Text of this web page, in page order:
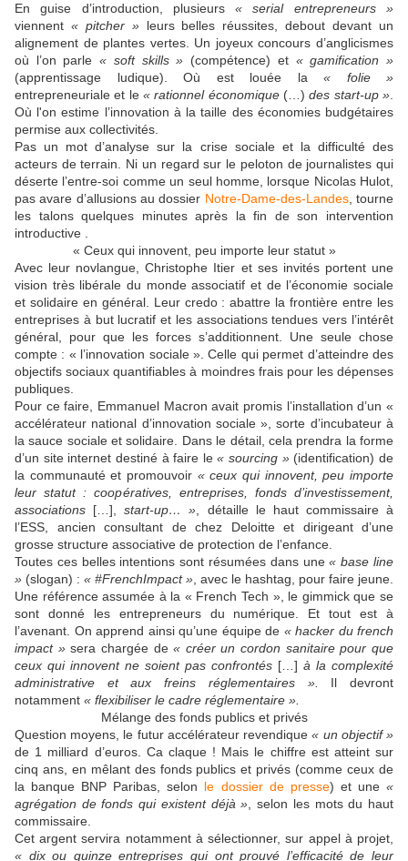
En guise d’introduction, plusieurs« serial entrepreneurs »
viennent « pitcher »leurs belles réussites, debout devant un
alignement de plantes vertes. Un joyeux concours d’anglicismes
où l’on parle« soft skills » (compétence) et « gamification »
(apprentissage ludique). Où est louée la « folie »
entrepreneuriale et le « rationnel économique(…)des start-up »
Où l'on estime l’innovation à la taille des économies budgétaires
permise aux collectivités.
Pas un mot d’analyse sur la crise sociale et la difficulté des
acteurs de terrain. Ni un regard sur le peloton de journalistes qui
déserte l’entre-soi comme un seul homme, lorsque Nicolas Hulot,
pas avare d’allusions au dossier Notre-Dame-des-Landes, tourne
les talons quelques minutes après la fin de son intervention
introductive .
« Ceux qui innovent, peu importe leur statut »
Avec leur novlangue, Christophe Itier et ses invités portent une
vision très libérale du monde associatif et de l’économie sociale
et solidaire en général. Leur credo : abattre la frontière entre les
entreprises à but lucratif et les associations tendues vers l’intérêt
général, pour que les forces s’additionnent. Une seule chose
compte : « l’innovation sociale ». Celle qui permet d’atteindre des
objectifs sociaux quantifiables à moindres frais pour les dépenses
publiques.
Pour ce faire, Emmanuel Macron avait promis l’installation d’un «
accélérateur national d’innovation sociale », sorte d’incubateur à
la sauce sociale et solidaire. Dans le détail, cela prendra la forme
d’un site internet destiné à faire le« sourcing »(identification) de
la communauté et promouvoir « ceux qui innovent, peu importe
leur statut : coopératives, entreprises, fonds d’investissement,
associations […],start-up… » , détaille le haut commissaire à
l’ESS, ancien consultant de chez Deloitte et dirigeant d’une
grosse structure associative de protection de l’enfance.
Toutes ces belles intentions sont résumées dans une« base line
» (slogan) : « #FrenchImpact » , avec le hashtag, pour faire jeune.
Une référence assumée à la « French Tech », le gimmick que se
sont donné les entrepreneurs du numérique. Et tout est à
l’avenant. On apprend ainsi qu’une équipe de « hacker du french
impact »sera chargée de« créer un cordon sanitaire pour que
ceux qui innovent ne soient pas confrontés […] à la complexité
administrative et aux freins réglementaires ».
Il devront
notamment « flexibiliser le cadre réglementaire ».
Mélange des fonds publics et privés
Question moyens, le futur accélérateur revendique« un objectif »
de 1 milliard d’euros. Ca claque ! Mais le chiffre est atteint sur
cinq ans, en mêlant des fonds publics et privés (comme ceux de
la banque BNP Paribas, selon le dossier de presse) et une«
agrégation de fonds qui existent déjà » , selon les mots du haut
commissaire.
Cet argent servira notamment à sélectionner, sur appel à projet,
« dix ou quinze entreprises qui ont prouvé l’efficacité de leur